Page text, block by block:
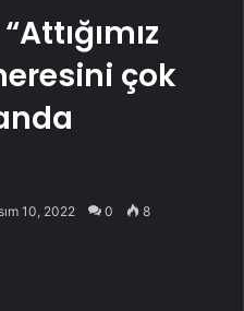
çok
10, 2022 0 8